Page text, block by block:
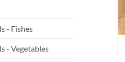
- Fishes
- Vegetables